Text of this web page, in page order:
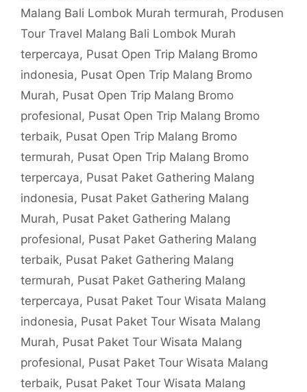
Malang Bali Lombok Murah termurah, Produsen
Tour Travel Malang Bali Lombok Murah
terpercaya, Pusat Open Trip Malang Bromo
indonesia, Pusat Open Trip Malang Bromo
Murah, Pusat Open Trip Malang Bromo
profesional, Pusat Open Trip Malang Bromo
terbaik, Pusat Open Trip Malang Bromo
termurah, Pusat Open Trip Malang Bromo
terpercaya, Pusat Paket Gathering Malang
indonesia, Pusat Paket Gathering Malang
Murah, Pusat Paket Gathering Malang
profesional, Pusat Paket Gathering Malang
terbaik, Pusat Paket Gathering Malang
termurah, Pusat Paket Gathering Malang
terpercaya, Pusat Paket Tour Wisata Malang
indonesia, Pusat Paket Tour Wisata Malang
Murah, Pusat Paket Tour Wisata Malang
profesional, Pusat Paket Tour Wisata Malang
terbaik, Pusat Paket Tour Wisata Malang